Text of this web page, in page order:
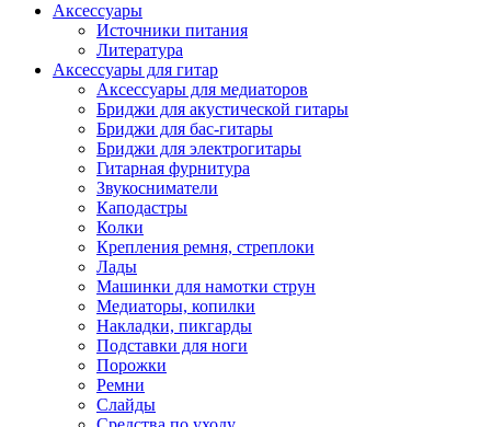
Аксессуары
Источники питания
Литература
Аксессуары для гитар
Аксессуары для медиаторов
Бриджи для акустической гитары
Бриджи для бас-гитары
Бриджи для электрогитары
Гитарная фурнитура
Звукосниматели
Каподастры
Колки
Крепления ремня, стреплоки
Лады
Машинки для намотки струн
Медиаторы, копилки
Накладки, пикгарды
Подставки для ноги
Порожки
Ремни
Слайды